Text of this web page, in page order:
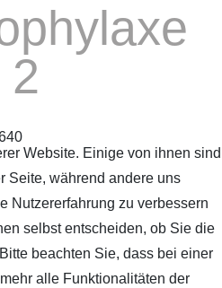
2
Website. Einige von ihnen sind
Seite, während andere uns
Nutzererfahrung zu verbessern
selbst entscheiden, ob Sie die
beachten Sie, dass bei einer
alle Funktionalitäten der